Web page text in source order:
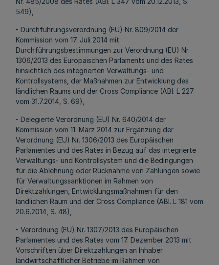
549),
- Durchführungsverordnung (EU) Nr. 809/2014 der
Kommission vom 17. Juli 2014 mit
Durchführungsbestimmungen zur Verordnung (EU) Nr.
1306/2013 des Europäischen Parlaments und des Rates
hinsichtlich des integrierten Verwaltungs- und
Kontrollsystems, der Maßnahmen zur Entwicklung des
ländlichen Raums und der Cross Compliance (ABl. L 227
vom 31.7.2014, S. 69),
- Delegierte Verordnung (EU) Nr. 640/2014 der
Kommission vom 11. März 2014 zur Ergänzung der
Verordnung (EU) Nr. 1306/2013 des Europäischen
Parlamentes und des Rates in Bezug auf das integrierte
Verwaltungs- und Kontrollsystem und die Bedingungen
für die Ablehnung oder Rücknahme von Zahlungen sowie
für Verwaltungssanktionen im Rahmen von
Direktzahlungen, Entwicklungsmaßnahmen für den
ländlichen Raum und der Cross Compliance (ABl. L 181 vom
20.6.2014, S. 48),
- Verordnung (EU) Nr. 1307/2013 des Europäischen
Parlamentes und des Rates vom 17. Dezember 2013 mit
Vorschriften über Direktzahlungen an Inhaber
landwirtschaftlicher Betriebe im Rahmen von